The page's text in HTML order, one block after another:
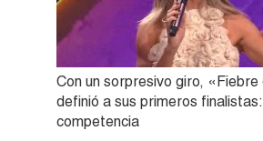
Con un sorpresivo giro, «Fiebre
definió a sus primeros
competencia